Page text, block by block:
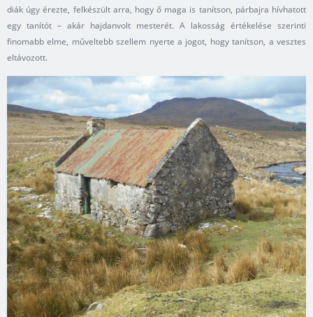
diák úgy érezte, felkészült arra, hogy ő maga is tanítson, párbajra hívhatott
egy tanítót – akár hajdanvolt mesterét. A lakosság értékelése szerinti
finomabb elme, műveltebb szellem nyerte a jogot, hogy tanítson, a vesztes
eltávozott.